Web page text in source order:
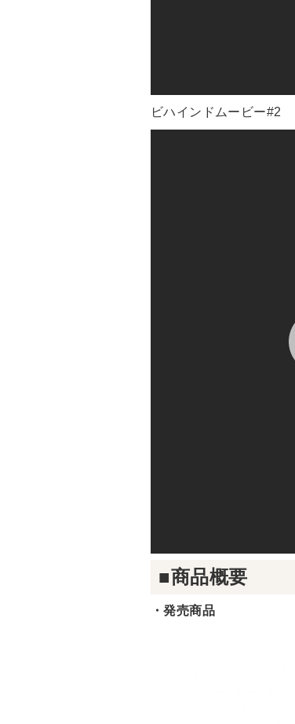
ビハインドムービー#2
■商品概要
・発売商品